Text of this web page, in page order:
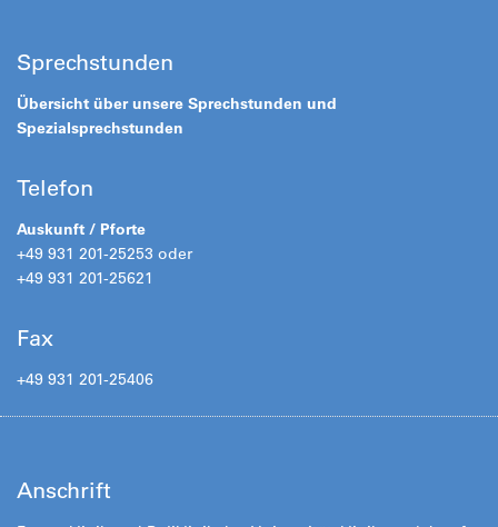
Sprechstunden
Übersicht über unsere Sprechstunden und
Spezialsprechstunden
Telefon
Auskunft / Pforte
+49 931 201-25253 oder
+49 931 201-25621
Fax
+49 931 201-25406
Anschrift